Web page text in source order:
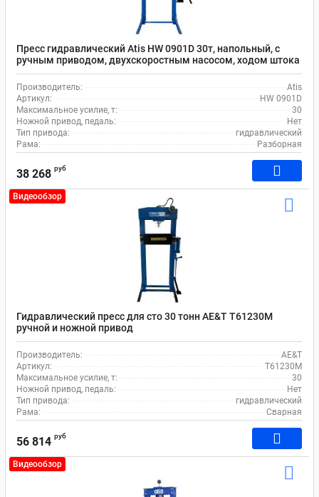
Пресс гидравлический Atis HW 0901D 30т, напольный, с
ручным приводом, двухскоростным насосом, ходом штока
130 мм
Производитель:
Atis
Артикул:
HW 0901D
Максимальное усилие, т:
30
Ножной привод, педаль:
Нет
Тип привода:
гидравлический
Рама:
Разборная
38 268 руб
Видеообзор
Гидравлический пресс для сто 30 тонн AE&T T61230M
ручной и ножной привод
Производитель:
AE&T
Артикул:
T61230M
Максимальное усилие, т:
30
Ножной привод, педаль:
Нет
Тип привода:
гидравлический
Рама:
Сварная
56 814 руб
Видеообзор